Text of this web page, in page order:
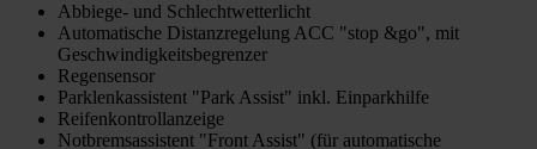
Abbiege- und Schlechtwetterlicht
Automatische Distanzregelung ACC "stop &go", mit
Geschwindigkeitsbegrenzer
Regensensor
Parklenkassistent "Park Assist" inkl. Einparkhilfe
Reifenkontrollanzeige
Notbremsassistent "Front Assist" (für automatische